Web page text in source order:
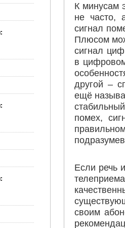
К минусам
не часто,
сигнал
Плюсом
сигнал
в
другой –
ещё
помех,
Если речь
своим